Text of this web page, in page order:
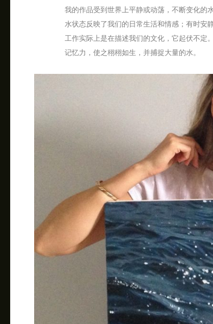
我的作品受到世界上平静或动荡，不断变化的
水状态反映了我们的日常生活和情感；有时安
工作实际上是在描述我们的文化，它起伏不定
记忆力，使之栩栩如生，并捕捉大量的水。